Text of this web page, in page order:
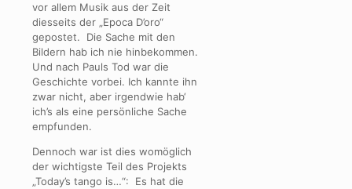
vor allem Musik aus der Zeit
diesseits der „Epoca D’oro“
gepostet. Die Sache mit den
Bildern hab ich nie hinbekommen.
Und nach Pauls Tod war die
Geschichte vorbei. Ich kannte ihn
zwar nicht, aber irgendwie hab‘
ich’s als eine persönliche Sache
empfunden.
Dennoch war ist dies womöglich
der wichtigste Teil des Projekts
„Today’s tango is…“: Es hat die